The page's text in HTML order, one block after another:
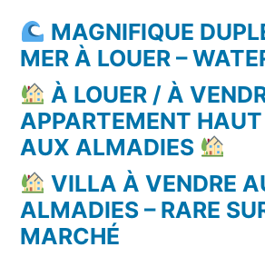
MAGNIFIQUE
MER À LOUER –
À LOUER / À
APPARTEMENT
AUX ALMADIES
VILLA À VENDRE
ALMADIES – RARE
MARCHÉ